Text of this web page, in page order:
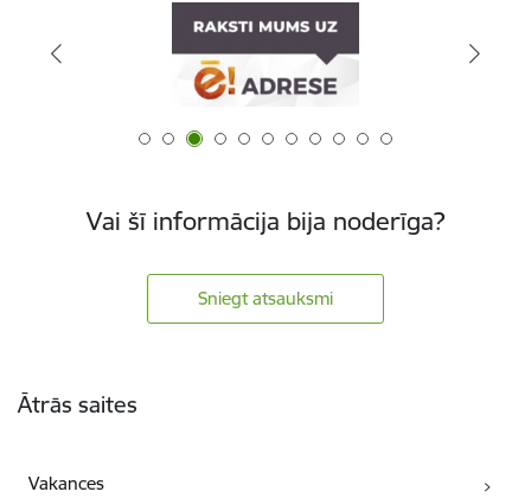
Vai šī informācija bija noderīga?
Sniegt atsauksmi
Ātrās saites
Vakances